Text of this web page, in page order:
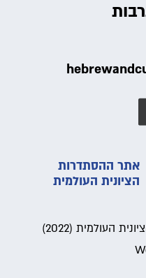
אתר ההסתדרות
הציונית העולמית
העולמית (2022)